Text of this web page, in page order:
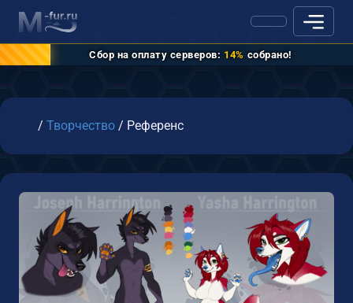
Сбор на оплату серверов: 14% собрано!
Главная
/ Творчество / Референс